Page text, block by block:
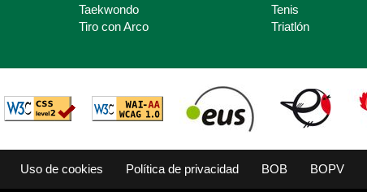
Taekwondo Tenis
Tiro con Arco Triatlón
Uso de cookies Política de privacidad BOB BOPV